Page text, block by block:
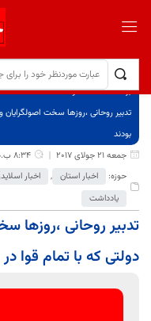
برگ نخست
نوشته‌ها
تدبیر روحانی ،روزها سخت
بودند
جمعه 21 جولای 2017
8:34 ب.ظ
حوزه:
اخبار استان , اخبار
یادداشت
تدبیر روحانی ،روزها
دولتی که با تمام قوا